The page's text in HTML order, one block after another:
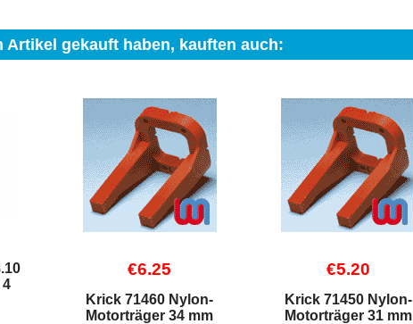
Artikel gekauft haben, kauften auch:
4
€6.25
Krick 71460 Nylon-
Motorträger 34 mm
€5.20
Krick 71450 Nylon-
Motorträger 31 mm